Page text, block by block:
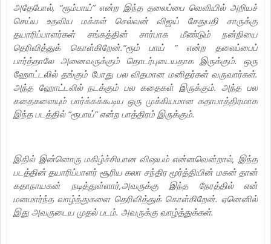
அதேபோல், “ரூம்பாய்” என்ற இந்த தலைப்பை வெளியில் அறியச்
செய்ய உதவிய மக்கள் செல்வன் விஜய் சேதுபதி சாருக்கு
தயாரிப்பாளர்கள் சங்கத்தின் சார்பாக மீண்டும் நன்றியை
தெரிவித்துக் கொள்கிறேன்.“ரூம் பாய் ” என்ற தலைப்பைப்
பார்த்தாலே அனைவருக்கும் தொடர்புடையதாக இருக்கும். ஒரு
ஹோட்டலில் தங்கும் போது பல விதமான மனிதர்கள் வருவார்கள்.
அந்த ஹோட்டலில் நடக்கும் பல கதைகள் இருக்கும். அந்த பல
கதைகளையும் பார்க்கக்கூடிய ஒரு முக்கியமான கதாபாத்திரமாக
இந்த படத்தில் “ரூபாய்” என்ற பாத்திரம் இருக்கும்.
இதில் இன்னொரு மகிழ்ச்சியான விஷயம் என்னவென்றால், இந்த
படத்தின் தயாரிப்பாளர் சூரிய கலா சந்திர மூர்த்தியின் மகன் தான்
கதாநாயகன் நடித்துள்ளார்,அவருக்கு இந்த நேரத்தில் என்
மனமார்ந்த வாழ்த்துகளை தெரிவித்துக் கொள்கிறேன். ஏனெனில்
இது அவருடைய முதல் படம். அவருக்கு வாழ்த்துக்கள்.